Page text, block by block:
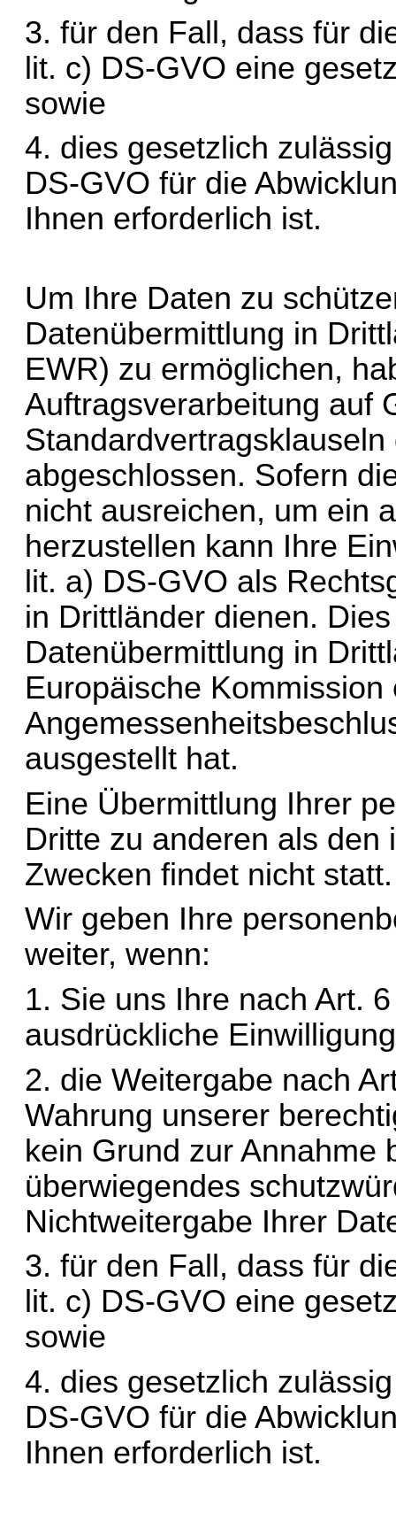
lit. c) DS-GVO eine
sowie
4. dies gesetzlich
DS-GVO für die
Ihnen erforderlich ist.
Um Ihre Daten zu
Datenübermittlung in
EWR) zu ermöglichen,
Auftragsverarbeitung auf
abgeschlossen. Sofern
nicht ausreichen, um ein
lit. a) DS-GVO als
in Drittländer dienen.
Datenübermittlung in
Europäische Kommission
ausgestellt hat.
Eine Übermittlung Ihrer
Dritte zu anderen als
Zwecken findet nicht statt.
Wir geben Ihre
weiter, wenn:
1. Sie uns Ihre nach Art.
ausdrückliche
2. die Weitergabe nach
Wahrung unserer
kein Grund zur Annahme
überwiegendes
Nichtweitergabe Ihrer
lit. c) DS-GVO eine
sowie
4. dies gesetzlich
DS-GVO für die
Ihnen erforderlich ist.